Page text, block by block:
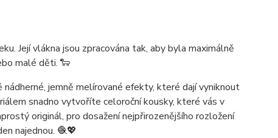
Její vlákna jsou zpracována tak, aby byla maximálně
malé děti. 🐑
jemně melírované efekty, které dají vyniknout
snadno vytvoříte celoroční kousky, které vás v
originál, pro dosažení nejpřirozenějšího rozložení
najednou. 🧶💖